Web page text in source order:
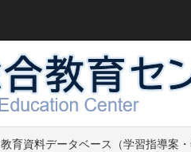
教育資料データベース（学習指導案